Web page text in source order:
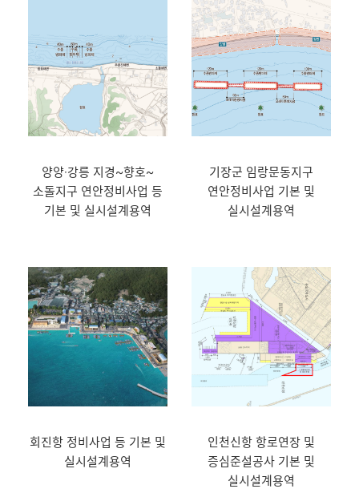
양양·강릉 지경~향호~
소돌지구 연안정비사업 등
기본 및 실시설계용역
기장군 임랑문동지구
연안정비사업 기본 및
실시설계용역
회진항 정비사업 등 기본 및
실시설계용역
인천신항 항로연장 및
증심준설공사 기본 및
실시설계용역